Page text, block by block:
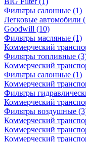
Фильтры салонные (1)
Легковые автомобили
Goodwill (10)
Фильтры масляные (1)
Коммерческий
Фильтры топливные
Коммерческий
Фильтры салонные (1)
Коммерческий
Фильтры
Коммерческий
Фильтры воздушные
Коммерческий
Коммерческий
Коммерческий